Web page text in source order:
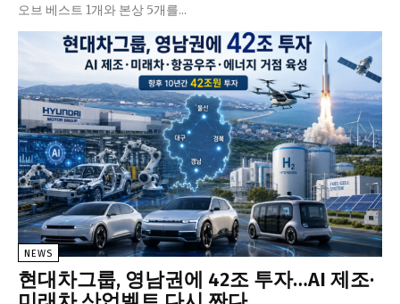
오브 베스트 1개와 본상 5개를...
NEWS
현대차그룹, 영남권에 42조 투자…AI 제조·